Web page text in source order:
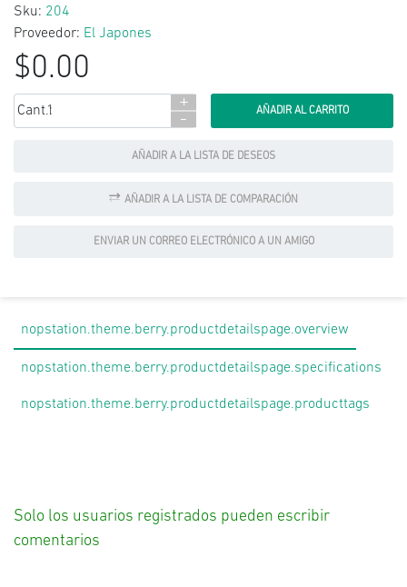
Sku: 204
Proveedor: El Japones
$0.00
Cant.:
+
-
AÑADIR A LA LISTA DE DESEOS
AÑADIR A LA LISTA DE COMPARACIÓN
ENVIAR UN CORREO ELECTRÓNICO A UN AMIGO
nopstation.theme.berry.productdetailspage.overview
nopstation.theme.berry.productdetailspage.specifications
nopstation.theme.berry.productdetailspage.producttags
Solo los usuarios registrados pueden escribir
comentarios